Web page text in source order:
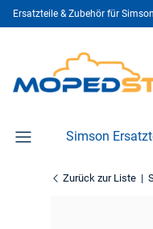
Ersatzteile & Zubehör für
Simson
Zurück zur Liste